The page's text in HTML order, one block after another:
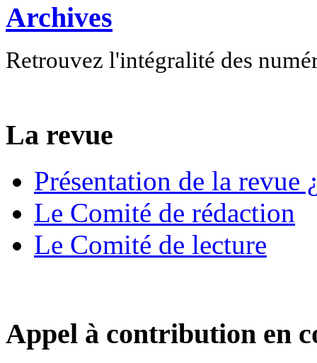
Archives
Retrouvez l'intégralité des
La revue
Présentation de la revue
Le Comité de rédaction
Le Comité de lecture
Appel à contribution en